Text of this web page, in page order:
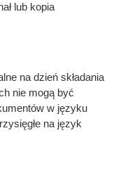
lub kopia
na dzień składania
nie mogą być
w języku
na język